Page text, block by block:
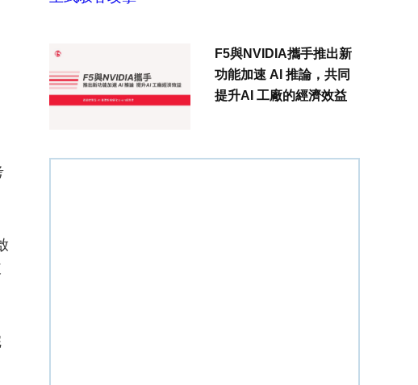
F5與NVIDIA攜手推出新
功能加速 AI 推論，共同
提升AI 工廠的經濟效益